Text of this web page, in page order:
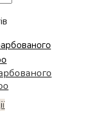
популярністю
Цей